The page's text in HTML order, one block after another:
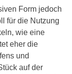
Form jedoch
für die Nutzung
wie eine
eher die
und
auf der